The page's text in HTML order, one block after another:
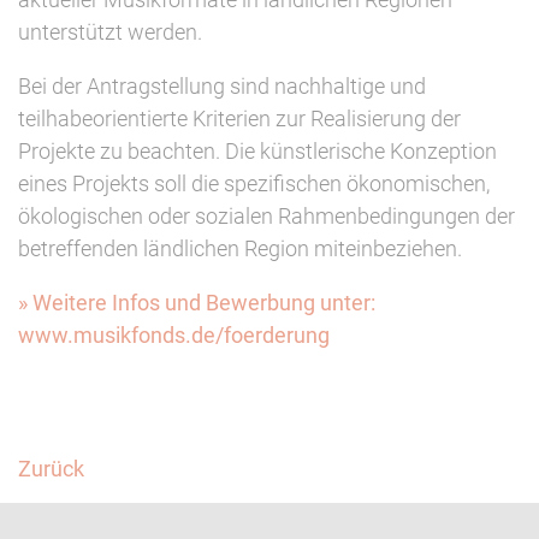
unterstützt werden.
Bei der Antragstellung sind nachhaltige und
teilhabeorientierte Kriterien zur Realisierung der
Projekte zu beachten. Die künstlerische Konzeption
eines Projekts soll die spezifischen ökonomischen,
ökologischen oder sozialen Rahmenbedingungen der
betreffenden ländlichen Region miteinbeziehen.
» Weitere Infos und Bewerbung unter:
www.musikfonds.de/foerderung
Zurück